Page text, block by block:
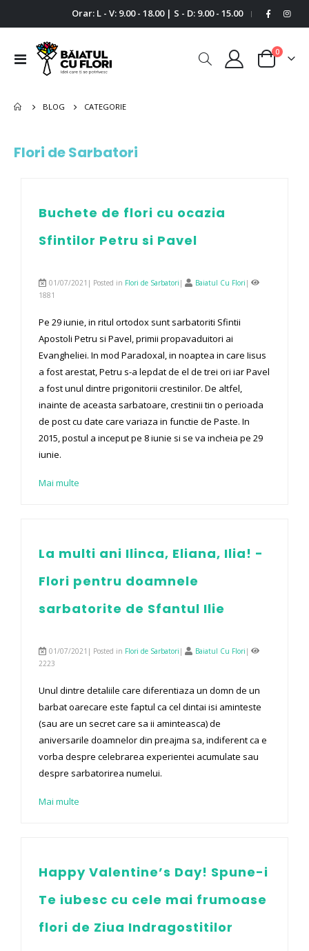
Orar: L - V: 9.00 - 18.00 | S - D: 9.00 - 15.00 |
Comutare
Cart
0
BLOG CATEGORIE
Flori de Sarbatori
Buchete de flori cu ocazia
Sfintilor Petru si Pavel
01/07/2021| Posted in Flori de Sarbatori | Baiatul Cu Flori |
1881
Pe 29 iunie, in ritul ortodox sunt sarbatoriti Sfintii
Apostoli Petru si Pavel, primii propavaduitori ai
Evangheliei. In mod Paradoxal, in noaptea in care Iisus
a fost arestat, Petru s-a lepdat de el de trei ori iar Pavel
a fost unul dintre prigonitorii crestinilor. De altfel,
inainte de aceasta sarbatoare, crestinii tin o perioada
de post cu date care variaza in functie de Paste. In
2015, postul a inceput pe 8 iunie si se va incheia pe 29
iunie.
Mai multe
La multi ani Ilinca, Eliana, Ilia! -
Flori pentru doamnele
sarbatorite de Sfantul Ilie
01/07/2021| Posted in Flori de Sarbatori | Baiatul Cu Flori |
2223
Unul dintre detaliile care diferentiaza un domn de un
barbat oarecare este faptul ca cel dintai isi aminteste
(sau are un secret care sa ii aminteasca) de
aniversarile doamnelor din preajma sa, indiferent ca e
vorba despre celebrarea experientei acumulate sau
despre sarbatorirea numelui.
Mai multe
Happy Valentine’s Day! Spune-i
Te iubesc cu cele mai frumoase
flori de Ziua Indragostitilor